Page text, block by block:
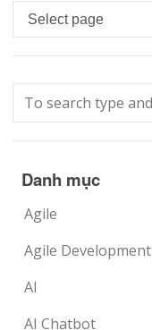
Languages
Danh mục
Agile
Agile Development
AI
AI Chatbot